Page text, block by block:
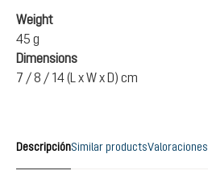
Weight
45 g
Dimensions
7 / 8 / 14 (L x W x D) cm
DescripciónSimilar productsValoraciones